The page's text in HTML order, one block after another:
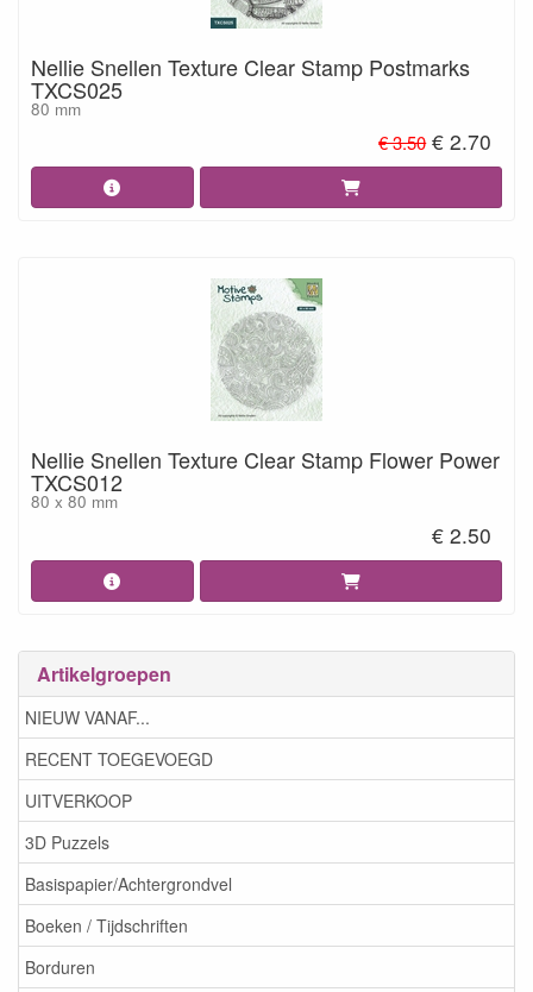
Artikelgroepen
NIEUW VANAF...
RECENT TOEGEVOEGD
UITVERKOOP
3D Puzzels
Basispapier/Achtergrondvel
Boeken / Tijdschriften
Borduren
Nellie Snellen Texture Clear Stamp Postmarks
TXCS025
80 mm
€ 3.50 € 2.70
Nellie Snellen Texture Clear Stamp Flower Power
TXCS012
80 x 80 mm
€ 2.50